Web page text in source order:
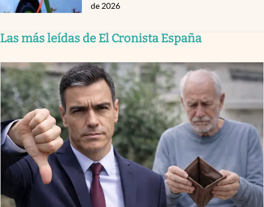
de 2026
Las más leídas de El Cronista España